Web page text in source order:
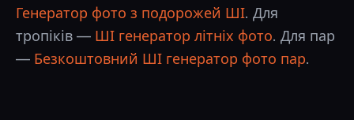
Генератор фото з подорожей ШІ. Для
тропіків — ШІ генератор літніх фото. Для пар
— Безкоштовний ШІ генератор фото пар.